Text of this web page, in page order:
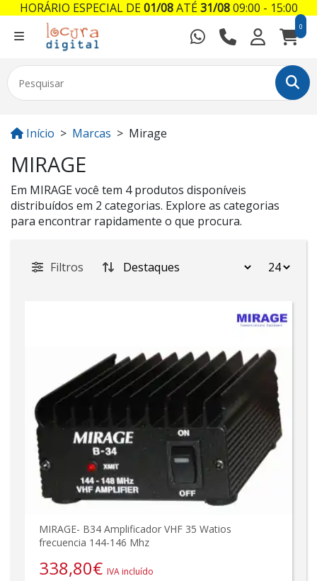
0
Início Marcas Mirage
MIRAGE
Em MIRAGE você tem 4 produtos disponíveis
distribuídos em 2 categorias. Explore as categorias
para encontrar rapidamente o que procura.
Filtros
MIRAGE- B34 Amplificador VHF 35 Watios
frecuencia 144-146 Mhz
338,80€ IVA incluído
HORÁRIO ESPECIAL DE01/08ATÉ31/0809:00 - 15:00